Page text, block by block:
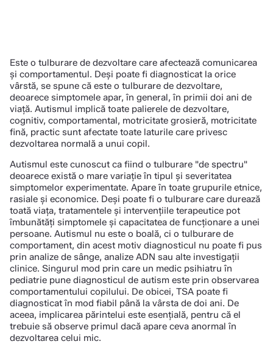
Este o tulburare de dezvoltare care afectează comunicarea
și comportamentul. Deși poate fi diagnosticat la orice
vârstă, se spune că este o tulburare de dezvoltare,
deoarece simptomele apar, în general, în primii doi ani de
viață. Autismul implică toate palierele de dezvoltare,
cognitiv, comportamental, motricitate grosieră, motricitate
fină, practic sunt afectate toate laturile care privesc
dezvoltarea normală a unui copil.
Autismul este cunoscut ca fiind o tulburare "de spectru"
deoarece există o mare variație în tipul și severitatea
simptomelor experimentate. Apare în toate grupurile etnice,
rasiale și economice. Deși poate fi o tulburare care durează
toată viața, tratamentele și intervențiile terapeutice pot
îmbunătăți simptomele și capacitatea de funcționare a unei
persoane. Autismul nu este o boală, ci o tulburare de
comportament, din acest motiv diagnosticul nu poate fi pus
prin analize de sânge, analize ADN sau alte investigații
clinice. Singurul mod prin care un medic psihiatru în
pediatrie pune diagnosticul de autism este prin observarea
comportamentului copilului. De obicei, TSA poate fi
diagnosticat în mod fiabil până la vârsta de doi ani. De
aceea, implicarea părintelui este esențială, pentru că el
trebuie să observe primul dacă apare ceva anormal în
dezvoltarea celui mic.